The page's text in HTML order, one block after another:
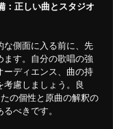
：正しい曲とスタジオ
な側面に入る前に、先
ます。自分の歌唱の強
ーディエンス、曲の持
慮しましょう。良
の個性と原曲の解釈の
べきです。